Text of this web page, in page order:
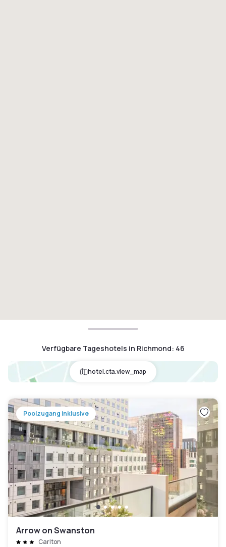
Verfügbare Tageshotels in Richmond: 46
hotel.cta.view_map
Poolzugang inklusive
Arrow on Swanston
Carlton